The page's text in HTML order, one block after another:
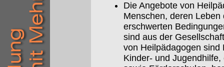
Die Angebote von
Menschen, deren
erschwerten
sind aus der
von Heilpädagogen sind
Kinder- und